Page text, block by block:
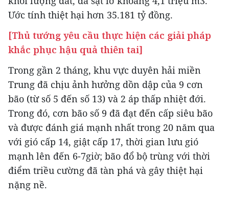
Ước tính thiệt hại hơn 35.181 tỷ đồng.
[Thủ tướng yêu cầu thực hiện các giải pháp
khắc phục hậu quả thiên tai]
Trong gần 2 tháng, khu vực duyên hải miền
Trung đã chịu ảnh hưởng dồn dập của 9 cơn
bão (từ số 5 đến số 13) và 2 áp thấp nhiệt đới.
Trong đó, cơn bão số 9 đã đạt đến cấp siêu bão
và được đánh giá mạnh nhất trong 20 năm qua
với gió cấp 14, giật cấp 17, thời gian lưu gió
mạnh lên đến 6-7giờ; bão đổ bộ trùng với thời
điểm triều cường đã tàn phá và gây thiệt hại
nặng nề.